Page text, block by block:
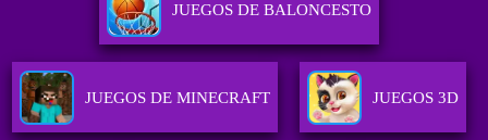
JUEGOS DE BALONCESTO
JUEGOS DE MINECRAFT JUEGOS 3D